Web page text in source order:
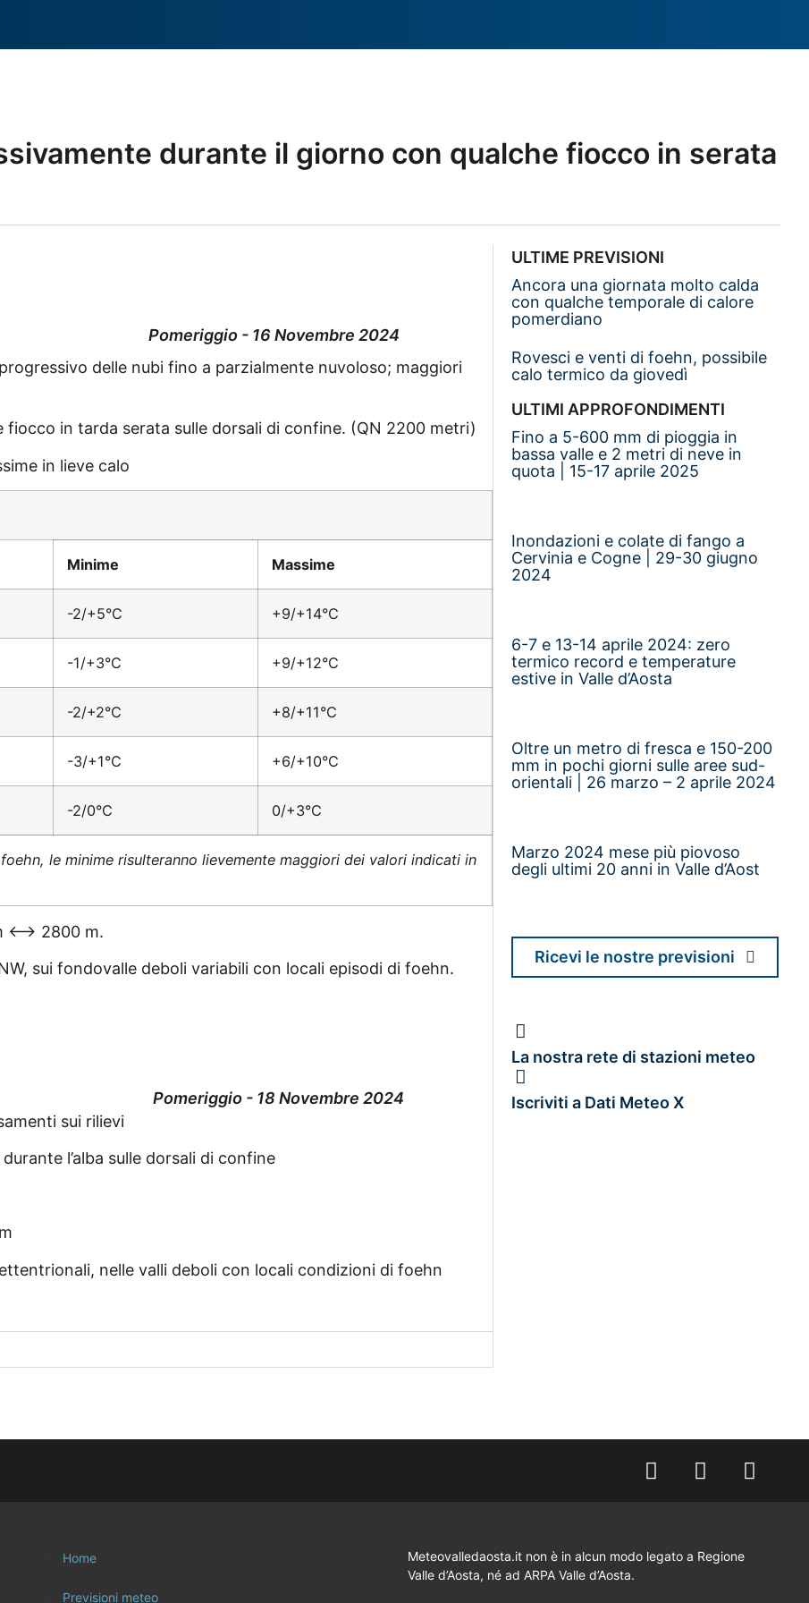
durante il giorno con qualche fiocco in serata
Pomeriggio - 16 Novembre 2024
delle nubi fino a parzialmente nuvoloso; maggiori
fiocco in tarda serata sulle dorsali di confine. (QN 2200 metri)
in lieve calo
Minime Massime
-2/+5°C +9/+14°C
-1/+3°C +9/+12°C
-2/+2°C +8/+11°C
-3/+1°C +6/+10°C
-2/0°C 0/+3°C
le minime risulteranno lievemente maggiori dei valori indicati in
<–> 2800 m.
sui fondovalle deboli variabili con locali episodi di foehn.
Pomeriggio - 18 Novembre 2024
sui rilievi
l’alba sulle dorsali di confine
nelle valli deboli con locali condizioni di foehn
ULTIME PREVISIONI
Ancora una giornata molto calda
con qualche temporale di calore
pomerdiano
Rovesci e venti di foehn, possibile
calo termico da giovedì
ULTIMI APPROFONDIMENTI
Fino a 5-600 mm di pioggia in
bassa valle e 2 metri di neve in
quota | 15-17 aprile 2025
Inondazioni e colate di fango a
Cervinia e Cogne | 29-30 giugno
2024
6-7 e 13-14 aprile 2024: zero
termico record e temperature
estive in Valle d’Aosta
Oltre un metro di fresca e 150-200
mm in pochi giorni sulle aree sud-
orientali | 26 marzo – 2 aprile 2024
Marzo 2024 mese più piovoso
degli ultimi 20 anni in Valle d’Aost
Ricevi le nostre previsioni
La nostra rete di stazioni meteo
Iscriviti a Dati Meteo X
Home
Previsioni meteo
Meteovalledaosta.it non è in alcun modo legato a Regione
Valle d’Aosta, né ad ARPA Valle d’Aosta.